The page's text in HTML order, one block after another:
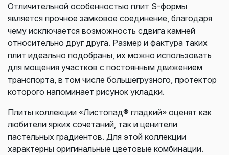
Отличительной особенностью плит S-формы
является прочное замковое соединение, благодаря
чему исключается возможность сдвига камней
относительно друг друга. Размер и фактура таких
плит идеально подобраны, их можно использовать
для мощения участков с постоянным движением
транспорта, в том числе большегрузного, протектор
которого напоминает рисунок укладки.
Плиты коллекции «Листопад® гладкий» оценят как
любители ярких сочетаний, так и ценители
пастельных градиентов. Для этой коллекции
характерны оригинальные цветовые комбинации.